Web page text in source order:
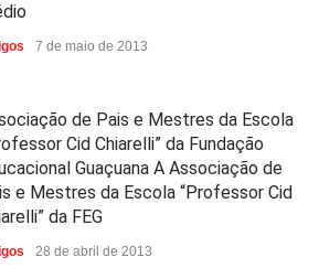
7 de maio de 2013
de Pais e Mestres da Escola
Cid Chiarelli” da Fundação
Guaçuana A Associação de
e Mestres da Escola “Professor Cid
da FEG
28 de abril de 2013